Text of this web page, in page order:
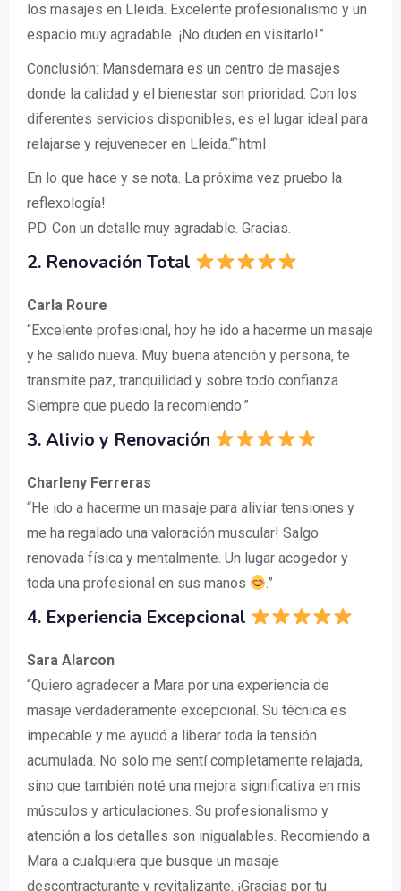
los masajes en Lleida. Excelente profesionalismo y un
espacio muy agradable. ¡No duden en visitarlo!”
Conclusión: Mansdemara es un centro de masajes
donde la calidad y el bienestar son prioridad. Con los
diferentes servicios disponibles, es el lugar ideal para
relajarse y rejuvenecer en Lleida.“`html
En lo que hace y se nota. La próxima vez pruebo la
reflexología!
PD. Con un detalle muy agradable. Gracias.
2. Renovación Total
Carla Roure
“Excelente profesional, hoy he ido a hacerme un masaje
y he salido nueva. Muy buena atención y persona, te
transmite paz, tranquilidad y sobre todo confianza.
Siempre que puedo la recomiendo.”
3. Alivio y Renovación
Charleny Ferreras
“He ido a hacerme un masaje para aliviar tensiones y
me ha regalado una valoración muscular! Salgo
renovada física y mentalmente. Un lugar acogedor y
toda una profesional en sus manos
.”
4. Experiencia Excepcional
Sara Alarcon
“Quiero agradecer a Mara por una experiencia de
masaje verdaderamente excepcional. Su técnica es
impecable y me ayudó a liberar toda la tensión
acumulada. No solo me sentí completamente relajada,
sino que también noté una mejora significativa en mis
músculos y articulaciones. Su profesionalismo y
atención a los detalles son inigualables. Recomiendo a
Mara a cualquiera que busque un masaje
descontracturante y revitalizante. ¡Gracias por tu